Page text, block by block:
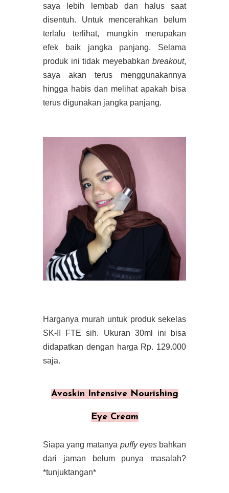
saya lebih lembab dan halus saat
disentuh. Untuk mencerahkan belum
terlalu terlihat, mungkin merupakan
efek baik jangka panjang. Selama
produk ini tidak meyebabkan breakout,
saya akan terus menggunakannya
hingga habis dan melihat apakah bisa
terus digunakan jangka panjang.
Harganya murah untuk produk sekelas
SK-II FTE sih. Ukuran 30ml ini bisa
didapatkan dengan harga Rp. 129.000
saja.
Avoskin Intensive Nourishing
Eye Cream
Siapa yang matanya puffy eyesbahkan
dari jaman belum punya masalah?
*tunjuktangan*